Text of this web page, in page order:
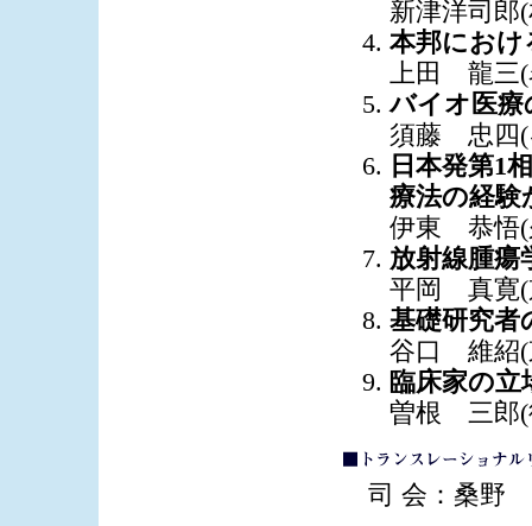
新津洋司郎
本邦にお
上田 龍三(
バイオ医療
須藤 忠四(
日本発第1
療法の経験
伊東 恭悟(
放射線腫
平岡 真寛(
基礎研究者
谷口 維紹(
臨床家の立
曽根 三郎(
司 会：桑野